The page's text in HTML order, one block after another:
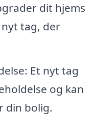
dit hjems
tag, der
Et nyt tag
og kan
din bolig.